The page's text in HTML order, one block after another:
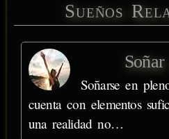
Sueños
Soñarse en
cuenta con elementos
una realidad no…